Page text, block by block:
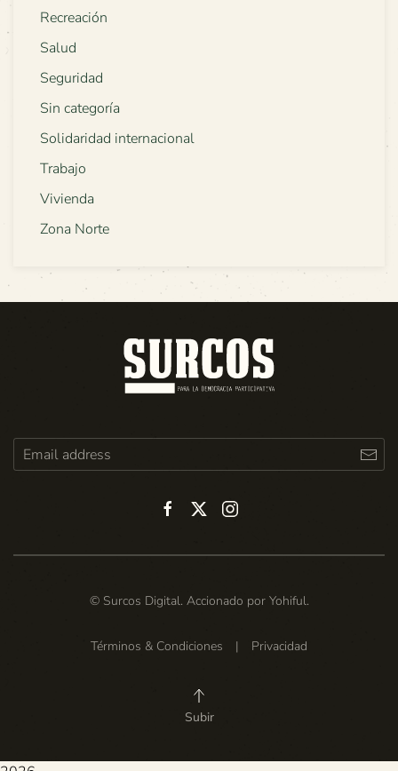
Recreación
Salud
Seguridad
Sin categoría
Solidaridad internacional
Trabajo
Vivienda
Zona Norte
© Surcos Digital. Accionado por Yohiful.
Términos & Condiciones | Privacidad
Subir